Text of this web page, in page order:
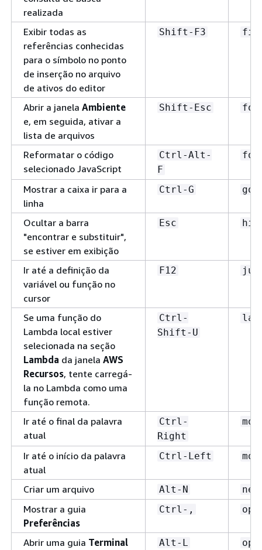
realizada
Exibir todas as
referências conhecidas
para o símbolo no ponto
de inserção no arquivo
de ativos do editor
Shift-F3
Abrir a janela Ambiente
e, em seguida, ativar a
lista de arquivos
Shift-Esc
Reformatar o código
selecionado JavaScript
Ctrl-Alt-
F
Mostrar a caixa ir para a
linha
Ctrl-G
Ocultar a barra
"encontrar e substituir",
se estiver em exibição
Esc
Ir até a definição da
variável ou função no
cursor
F12
Se uma função do
Lambda local estiver
selecionada na seção
Lambda da janela AWS
Recursos, tente carregá-
la no Lambda como uma
função remota.
Ctrl-
Shift-U
Ir até o final da palavra
atual
Ctrl-
Right
Ir até o início da palavra
atual
Ctrl-Left
Criar um arquivo Alt-N
Mostrar a guia
Preferências
Ctrl-,
Abrir uma guia Terminal
Alt-L